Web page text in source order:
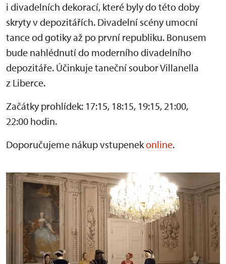
i divadelních dekorací, které byly do této doby
skryty v depozitářích. Divadelní scény umocní
tance od gotiky až po první republiku. Bonusem
bude nahlédnutí do moderního divadelního
depozitáře. Účinkuje taneční soubor Villanella
z Liberce.
Začátky prohlídek: 17:15, 18:15, 19:15, 21:00,
22:00 hodin.
Doporučujeme nákup vstupenekonline.